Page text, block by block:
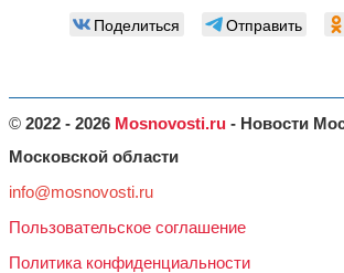
Поделиться Отправить
© 2022 - 2026 Mosnovosti.ru - Новости
Московской области
info@mosnovosti.ru
Пользовательское соглашение
Политика конфиденциальности